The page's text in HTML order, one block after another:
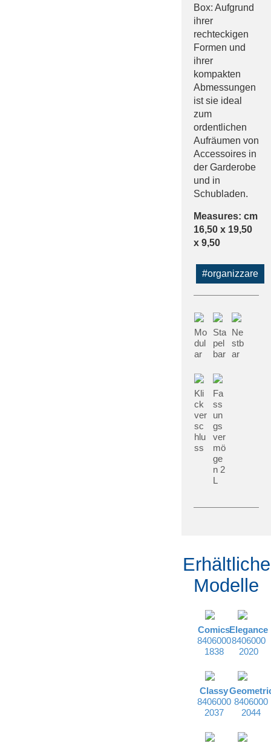
Box: Aufgrund
ihrer
rechteckigen
Formen und
ihrer
kompakten
Abmessungen
ist sie ideal
zum
ordentlichen
Aufräumen von
Accessoires in
der Garderobe
und in
Schubladen.
Measures: cm
16,50 x 19,50
x 9,50
#organizzare
Mo
dul
ar
Sta
pel
bar
Ne
stb
ar
Kli
ck
ver
sc
hlu
ss
Fa
ss
un
gs
ver
mö
ge
n 2
L
Erhältliche
Modelle
Comics
8406000
1838
Elegance
8406000
2020
Classy
8406000
2037
8406000
2044